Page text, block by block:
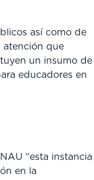
así como de
atención que
un insumo de
educadores en
“esta instancia
en la